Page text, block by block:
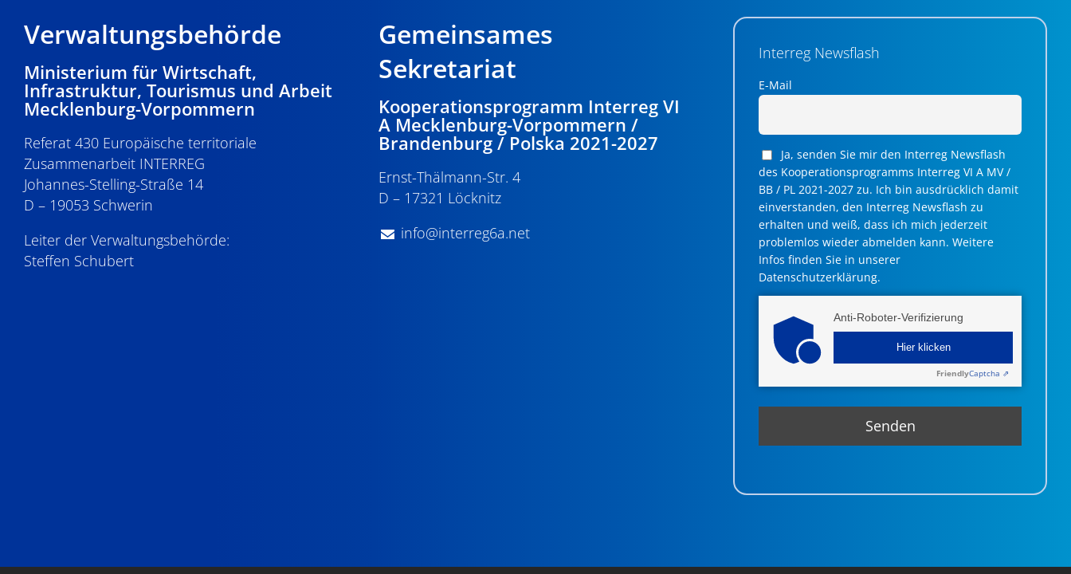
Verwaltungsbehörde
Ministerium für Wirtschaft,
Infrastruktur, Tourismus und Arbeit
Mecklenburg-Vorpommern
Referat 430 Europäische territoriale
Zusammenarbeit INTERREG
Johannes-Stelling-Straße 14
D – 19053 Schwerin
Leiter der Verwaltungsbehörde:
Steffen Schubert
Gemeinsames
Sekretariat
Kooperationsprogramm Interreg VI
A Mecklenburg-Vorpommern /
Brandenburg / Polska 2021-2027
Ernst-Thälmann-Str. 4
D – 17321 Löcknitz
info@interreg6a.net
Interreg Newsflash
E-Mail
Ja, senden Sie mir den Interreg Newsflash
des Kooperationsprogramms Interreg VI A MV /
BB / PL 2021-2027 zu. Ich bin ausdrücklich damit
einverstanden, den Interreg Newsflash zu
erhalten und weiß, dass ich mich jederzeit
problemlos wieder abmelden kann. Weitere
Infos finden Sie in unserer
Datenschutzerklärung.
Anti-Roboter-Verifizierung
Hier klicken
FriendlyCaptcha ⇗